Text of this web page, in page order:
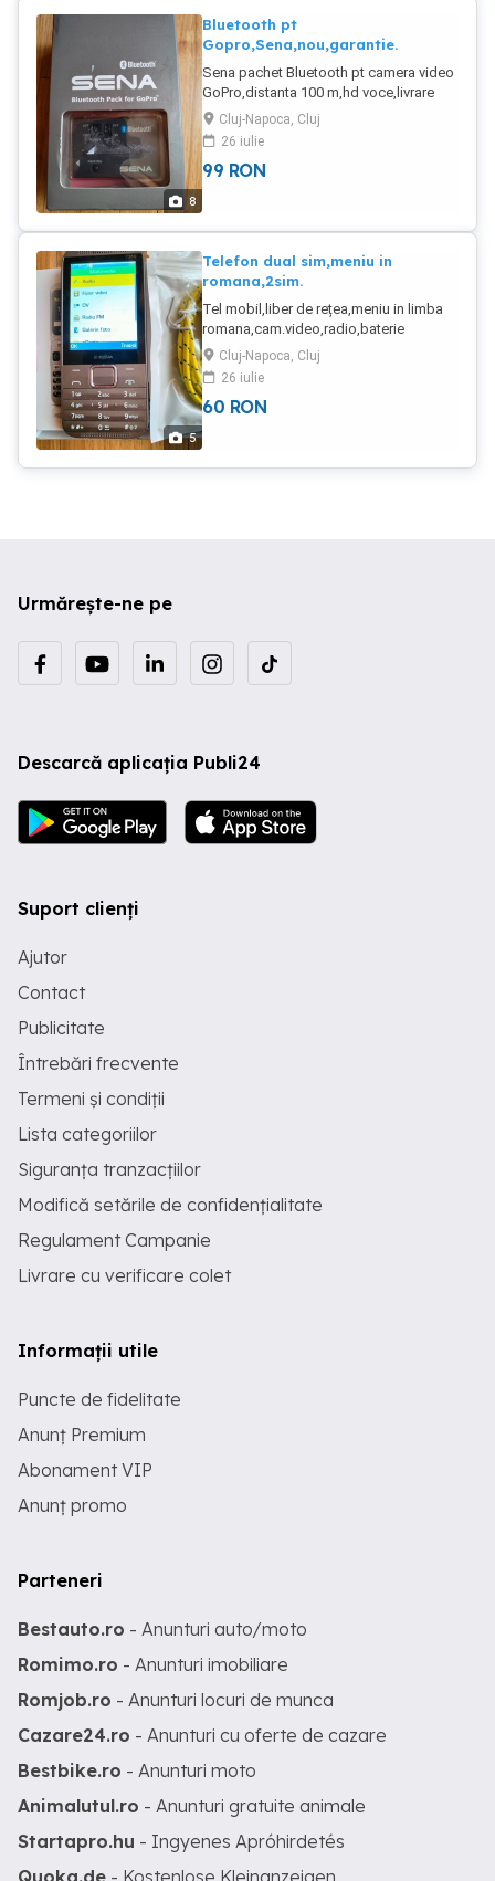
8
Bluetooth pt
Gopro,Sena,nou,garantie.
Sena pachet Bluetooth pt camera video
GoPro,distanta 100 m,hd voce,livrare
gratuita.
Cluj-Napoca, Cluj
26 iulie
99 RON
5
Telefon dual sim,meniu in
romana,2sim.
Tel mobil,liber de rețea,meniu in limba
romana,cam.video,radio,baterie
1000,funcționează perfect în toate
retele.
Cluj-Napoca, Cluj
26 iulie
60 RON
Urmărește-ne pe
Descarcă aplicația Publi24
Suport clienți
Ajutor
Contact
Publicitate
Întrebări frecvente
Termeni și condiții
Lista categoriilor
Siguranța tranzacțiilor
Modifică setările de confidențialitate
Regulament Campanie
Livrare cu verificare colet
Informații utile
Puncte de fidelitate
Anunț Premium
Abonament VIP
Anunț promo
Parteneri
Bestauto.ro - Anunturi auto/moto
Romimo.ro - Anunturi imobiliare
Romjob.ro - Anunturi locuri de munca
Cazare24.ro - Anunturi cu oferte de cazare
Bestbike.ro - Anunturi moto
Animalutul.ro - Anunturi gratuite animale
Startapro.hu - Ingyenes Apróhirdetés
Quoka.de - Kostenlose Kleinanzeigen